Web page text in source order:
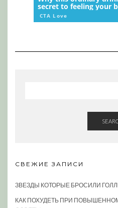
СВЕЖИЕ ЗАПИСИ
ЗВЕЗДЫ КОТОРЫЕ БРОСИЛИ
КАК ПОХУДЕТЬ ПРИ